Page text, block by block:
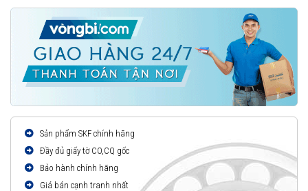
Sản phẩm SKF chính hãng
Đầy đủ giấy tờ CO,CQ gốc
Bảo hành chính hãng
Giá bán cạnh tranh nhất